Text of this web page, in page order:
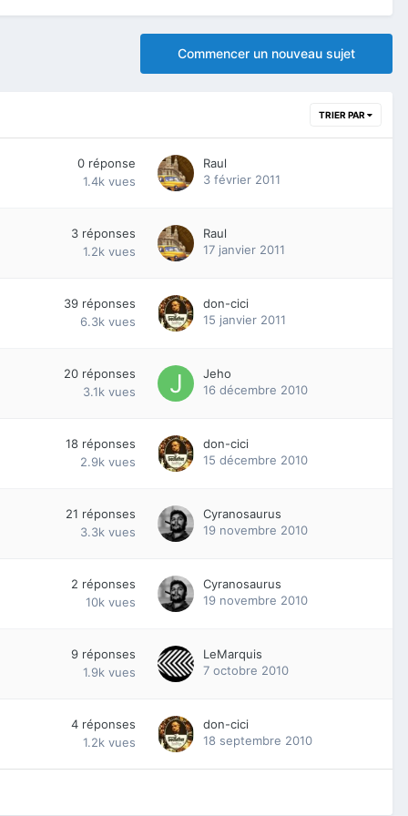
Commencer un nouveau sujet
TRIER PAR
0 réponse
1.4k vues
Raul
3 février 2011
3 réponses
1.2k vues
Raul
17 janvier 2011
39 réponses
6.3k vues
don-cici
15 janvier 2011
20 réponses
3.1k vues
Jeho
16 décembre 2010
18 réponses
2.9k vues
don-cici
15 décembre 2010
21 réponses
3.3k vues
Cyranosaurus
19 novembre 2010
2 réponses
10k vues
Cyranosaurus
19 novembre 2010
9 réponses
1.9k vues
LeMarquis
7 octobre 2010
4 réponses
1.2k vues
don-cici
18 septembre 2010